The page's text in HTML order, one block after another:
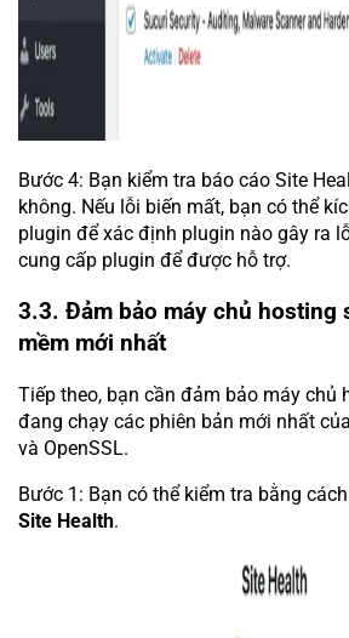
Bước 4: Bạn kiểm tra báo cáo Site
không. Nếu lỗi biến mất, bạn có thể
plugin để xác định plugin nào gây ra
cung cấp plugin để được hỗ trợ.
3.3. Đảm bảo máy chủ hosting
mềm mới nhất
Tiếp theo, bạn cần đảm bảo máy chủ
đang chạy các phiên bản mới nhất
và OpenSSL.
Bước 1: Bạn có thể kiểm tra bằng
Site Health.